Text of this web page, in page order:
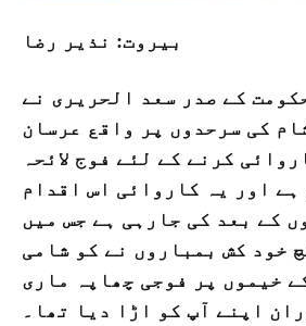
بیروت: نذیر رضا
کے صدر سعد الحریری نے
کی سرحدوں پر واقع عرسان
کرنے کے لئے فوج لائحہ
اور یہ کاروائی اس اقدام
کے بعد کی جارہی ہے جس میں
خود کش بمباروں نے کو شامی
خیموں پر فوجی چھاپہ ماری
اپنے آپ کو اڑا دیا تھا۔